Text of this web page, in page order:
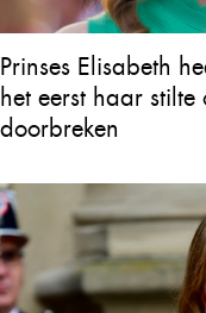
Prinses Elisabeth
het eerst haar
doorbreken